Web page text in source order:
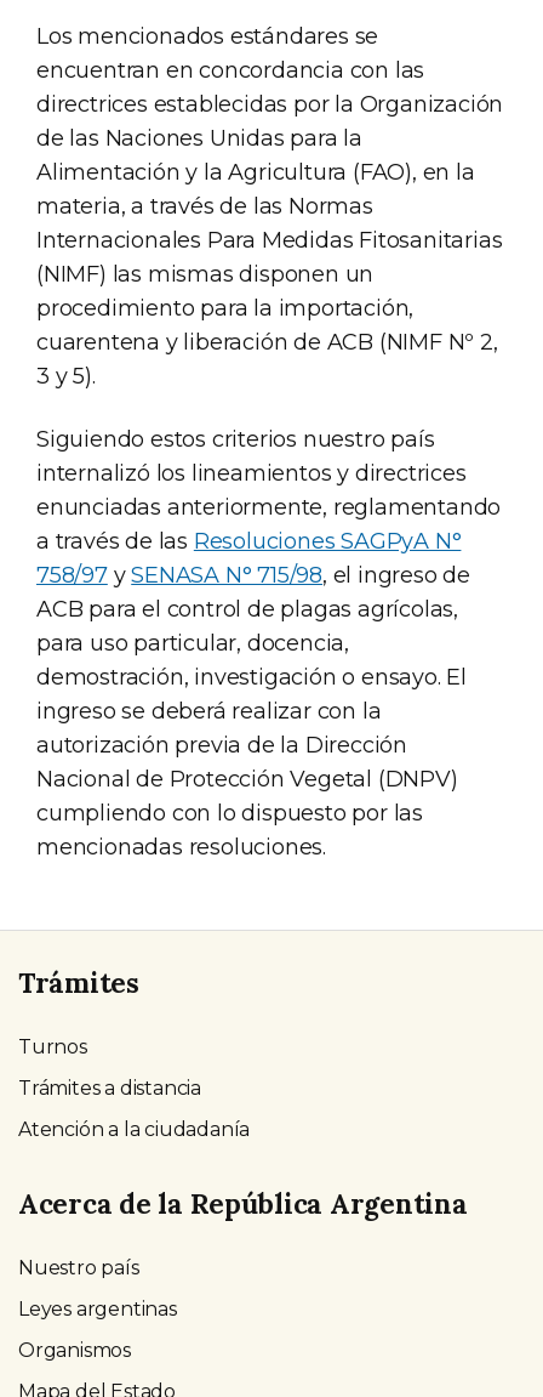
Los mencionados estándares se
encuentran en concordancia con las
directrices establecidas por la Organización
de las Naciones Unidas para la
Alimentación y la Agricultura (FAO), en la
materia, a través de las Normas
Internacionales Para Medidas Fitosanitarias
(NIMF) las mismas disponen un
procedimiento para la importación,
cuarentena y liberación de ACB (NIMF Nº 2,
3 y 5).
Siguiendo estos criterios nuestro país
internalizó los lineamientos y directrices
enunciadas anteriormente, reglamentando
a través de las Resoluciones SAGPyA N°
758/97ySENASA N° 715/98, el ingreso de
ACB para el control de plagas agrícolas,
para uso particular, docencia,
demostración, investigación o ensayo. El
ingreso se deberá realizar con la
autorización previa de la Dirección
Nacional de Protección Vegetal (DNPV)
cumpliendo con lo dispuesto por las
mencionadas resoluciones.
Trámites
Turnos
Trámites a distancia
Atención a la ciudadanía
Acerca de la República Argentina
Nuestro país
Leyes argentinas
Organismos
Mapa del Estado